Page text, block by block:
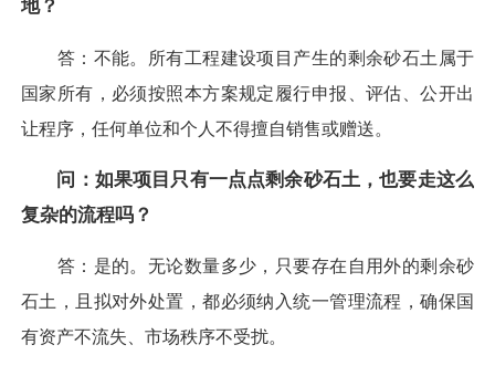
地？
答：不能。所有工程建设项目产生的剩余砂石土属于
国家所有，必须按照本方案规定履行申报、评估、公开出
让程序，任何单位和个人不得擅自销售或赠送。
问：如果项目只有一点点剩余砂石土，也要走这么
复杂的流程吗？
答：是的。无论数量多少，只要存在自用外的剩余砂
石土，且拟对外处置，都必须纳入统一管理流程，确保国
有资产不流失、市场秩序不受扰。